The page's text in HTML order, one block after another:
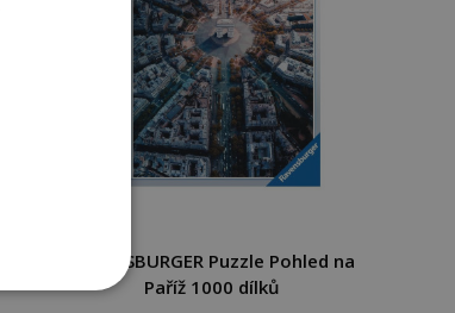
RAVENSBURGER Puzzle Pohled na
Paříž 1000 dílků